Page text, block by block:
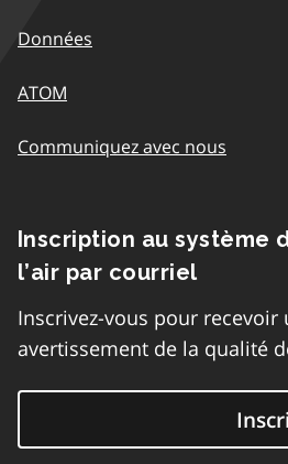
Données
ATOM
Communiquez avec nous
Inscription au système
l’air par courriel
Inscrivez-vous pour recevoir
avertissement de la qualité